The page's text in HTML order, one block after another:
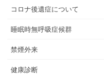
コロナ後遺症について
睡眠時無呼吸症候群
禁煙外来
健康診断